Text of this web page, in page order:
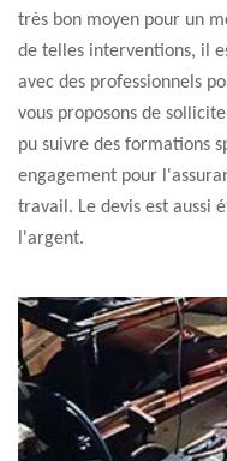
très bon moyen pour un
de telles interventions, il
avec des professionnels
vous proposons de
pu suivre des formations
engagement pour
travail. Le devis est aussi
l'argent.